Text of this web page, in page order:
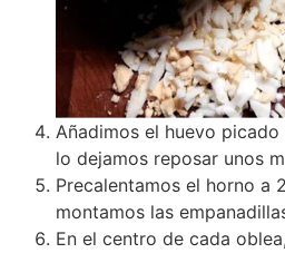
Añadimos el huevo
lo dejamos reposar unos
Precalentamos el horno a
montamos las
En el centro de cada